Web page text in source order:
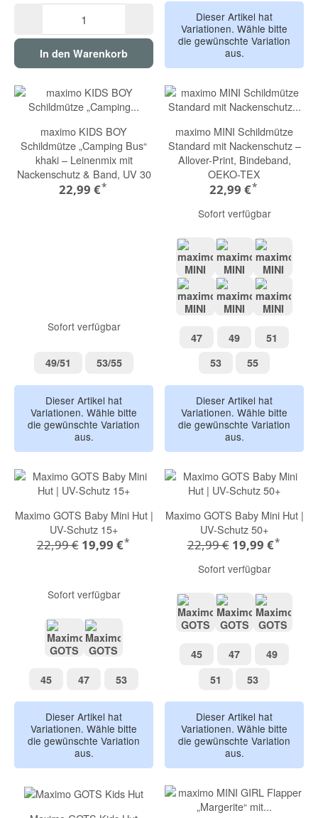
In den Warenkorb
Dieser Artikel hat
Variationen. Wähle bitte
die gewünschte Variation
aus.
maximo KIDS BOY
Schildmütze „Camping Bus“
khaki – Leinenmix mit
Nackenschutz & Band, UV 30
22,99 €*
Sofort verfügbar
49/51 53/5553/55
Dieser Artikel hat
Variationen. Wähle bitte
die gewünschte Variation
aus.
maximo MINI Schildmütze
Standard mit Nackenschutz –
Allover-Print, Bindeband,
OEKO-TEX
22,99 €*
Sofort verfügbar
kieselgrau-krokodil
rosé-regenbogen
4747 4949 51
5353 5555
Dieser Artikel hat
Variationen. Wähle bitte
die gewünschte Variation
aus.
Maximo GOTS Baby Mini Hut |
UV-Schutz 15+
22,99 € 19,99 €*
Sofort verfügbar
4545 4747 5353
Dieser Artikel hat
Variationen. Wähle bitte
die gewünschte Variation
aus.
Maximo GOTS Baby Mini Hut |
UV-Schutz 50+
22,99 € 19,99 €*
Sofort verfügbar
4545 4747 4949
51
5353
Dieser Artikel hat
Variationen. Wähle bitte
die gewünschte Variation
aus.